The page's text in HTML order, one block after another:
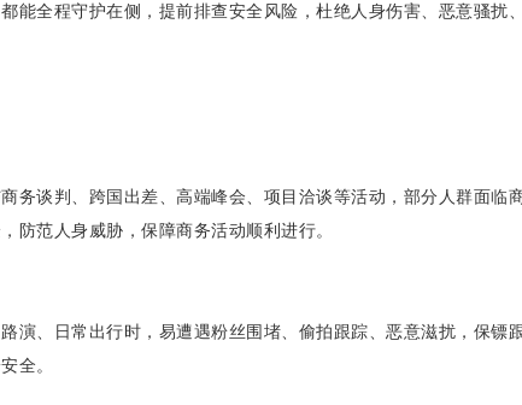
能全程守护在侧，提前排查安全风险，杜绝人身伤害、恶意骚扰
务谈判、跨国出差、高端峰会、项目洽谈等活动，部分人群面临
防范人身威胁，保障商务活动顺利进行。
演、日常出行时，易遭遇粉丝围堵、偷拍跟踪、恶意滋扰，保镖
全。